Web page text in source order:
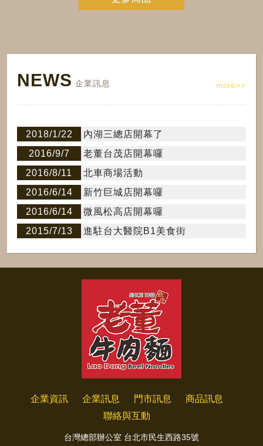
NEWS 企業訊息 more>>
2018/1/22
內湖三總店開幕了
2016/9/7
老董台茂店開幕囉
2016/8/11
北車商場活動
2016/6/14
新竹巨城店開幕囉
2016/6/14
微風松高店開幕囉
2015/7/13
進駐台大醫院B1美食街
企業資訊 企業訊息 門市訊息
商品訊息
聯絡與互動
台灣總部辦公室 台北市民生西路35號